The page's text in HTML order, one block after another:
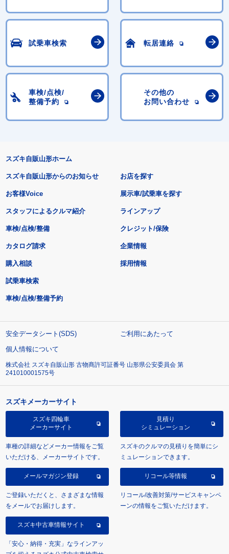
試乗車検索 転居連絡
車検/点検/
整備予約
その他の
お問い合わせ
スズキ自販山形ホーム
スズキ自販山形からのお知らせ
お客様Voice
スタッフによるクルマ紹介
お店を探す
展示車/試乗車を探す
ラインアップ
車検/点検/整備 クレジット/保険
カタログ請求
購入相談
試乗車検索
車検/点検/整備予約
企業情報
採用情報
安全データシート(SDS)
ご利用にあたって
個人情報について
株式会社 スズキ自販山形 古物商許可証番号 山形県公安委員会 第
241010001575号
スズキメーカーサイト
スズキ四輪車
メーカーサイト
車種の詳細などメーカー情報をご覧
いただける、メーカーサイトです。
見積り
シミュレーション
スズキのクルマの見積りを簡単にシ
ミュレーションできます。
メールマガジン登録
ご登録いただくと、さまざまな情報
をメールでお届けします。
リコール等情報
リコール/改善対策/サービスキャンペ
ーンの情報をご覧いただけます。
スズキ中古車情報サイト
「安心・納得・充実」なラインアッ